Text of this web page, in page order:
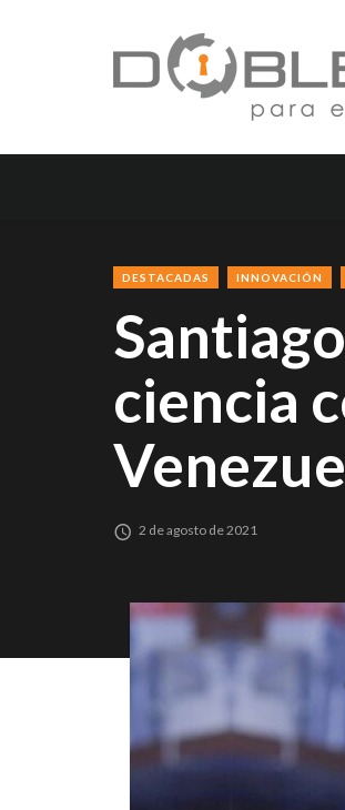
DESTACADAS INNOVACIÓN
ciencia
2 de agosto de 2021